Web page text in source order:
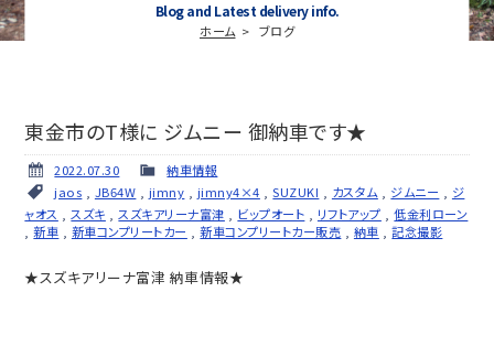
Blog and Latest delivery info.
ホーム ブログ
東金市のT様に ジムニー 御納車です★
2022.07.30
納車情報
jaos
JB64W jimny jimny4×4 ,SUZUKI カスタム ジムニー
ジ
ャオス
スズキ スズキアリーナ富津 ビップオート リフトアップ ,低金利ローン
,新車 新車コンプリートカー ,新車コンプリートカー販売 納車 ,記念撮影
★スズキアリーナ富津 納車情報★